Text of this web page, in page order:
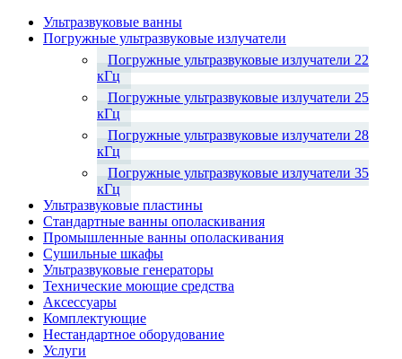
Ультразвуковые ванны
Погружные ультразвуковые излучатели
Погружные ультразвуковые излучатели 22
кГц
Погружные ультразвуковые излучатели 25
кГц
Погружные ультразвуковые излучатели 28
кГц
Погружные ультразвуковые излучатели 35
кГц
Ультразвуковые пластины
Стандартные ванны ополаскивания
Промышленные ванны ополаскивания
Сушильные шкафы
Ультразвуковые генераторы
Технические моющие средства
Аксессуары
Комплектующие
Нестандартное оборудование
Услуги